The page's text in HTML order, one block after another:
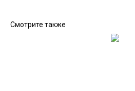
Смотрите также